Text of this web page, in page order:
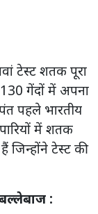
टेस्ट शतक पूरा
गेंदों में अपना
पहले भारतीय
में शतक
जिन्होंने टेस्ट की
: